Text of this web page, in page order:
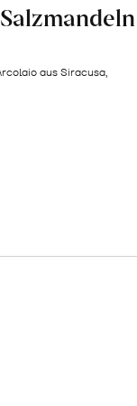
aus Siracusa,